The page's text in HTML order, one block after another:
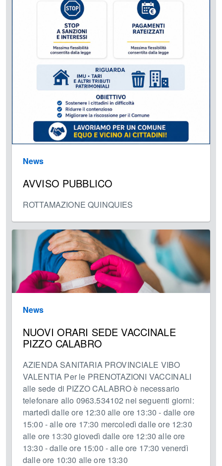
News
AVVISO PUBBLICO
ROTTAMAZIONE QUINQUIES
News
NUOVI ORARI SEDE VACCINALE
PIZZO CALABRO
AZIENDA SANITARIA PROVINCIALE VIBO
VALENTIA Per le PRENOTAZIONI VACCINALI
alle sede di PIZZO CALABRO è necessario
telefonare allo 0963.534102 nei seguenti giorni:
martedì dalle ore 12:30 alle ore 13:30 - dalle ore
15:00 - alle ore 17:30 mercoledì dalle ore 12:30
alle ore 13:30 giovedì dalle ore 12:30 alle ore
13:30 - dalle ore 15:00 - alle ore 17:30 venerdì
dalle ore 10:30 alle ore 13:30